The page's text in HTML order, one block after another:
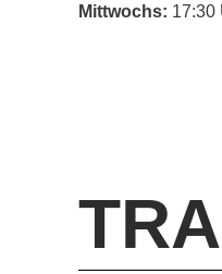
Mittwochs: 17:30